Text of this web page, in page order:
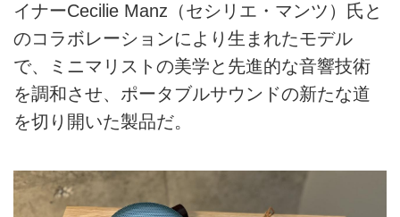
イナーCecilie Manz（セシリエ・マンツ）氏と
のコラボレーションにより生まれたモデル
で、ミニマリストの美学と先進的な音響技術
を調和させ、ポータブルサウンドの新たな道
を切り開いた製品だ。